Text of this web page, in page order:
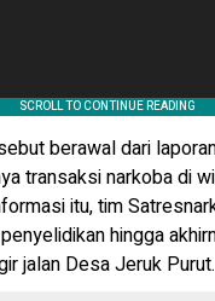
berawal dari
transaksi narkoba di
itu, tim
hingga
jalan Desa Jeruk Purut.